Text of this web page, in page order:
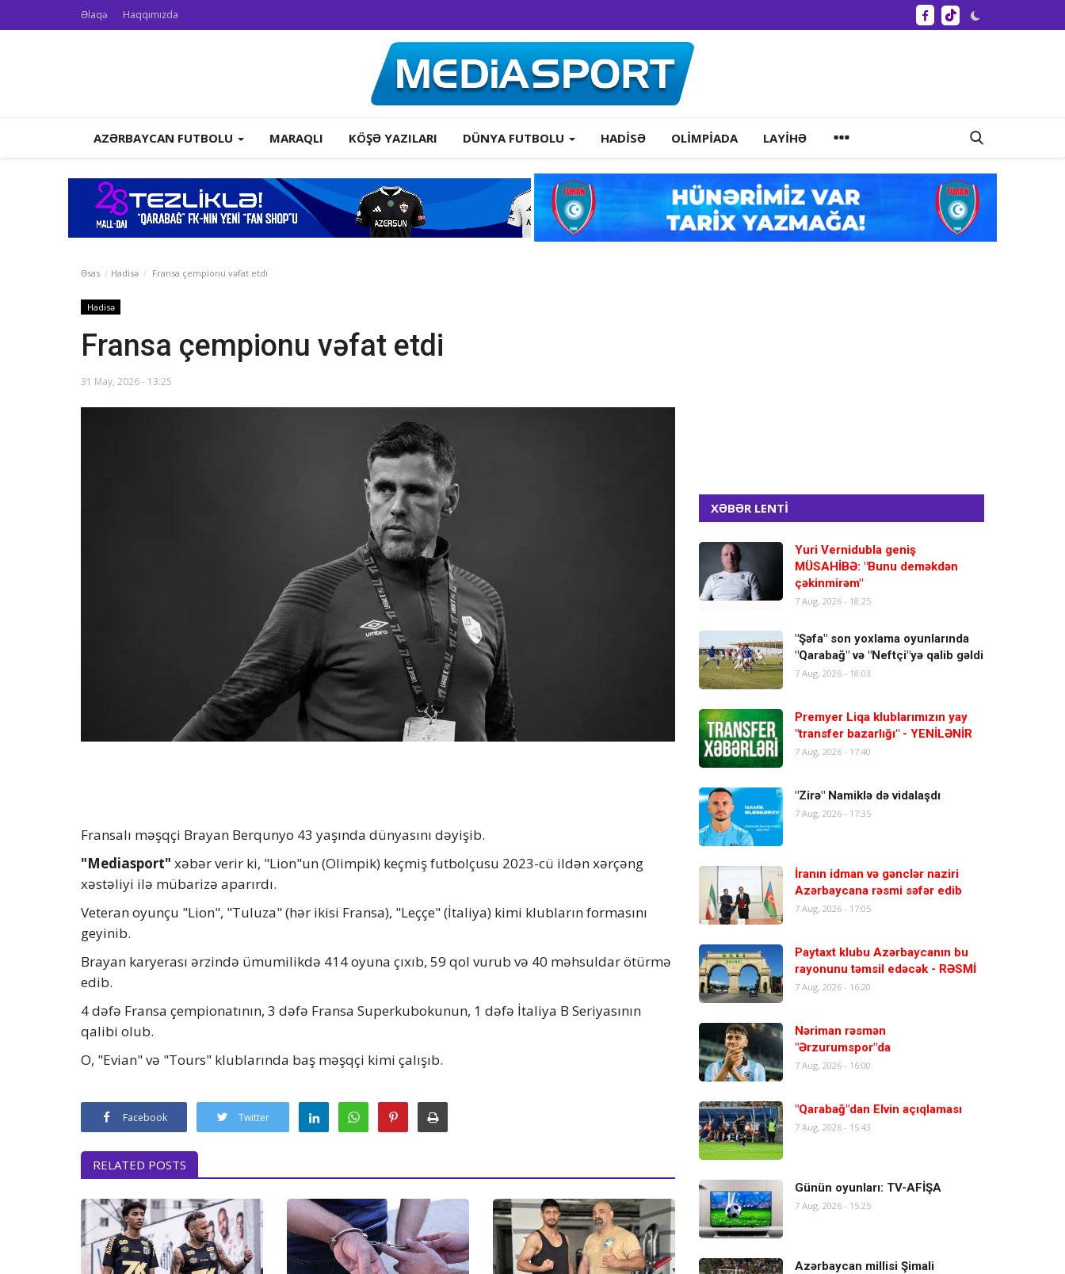
Əlaqə Haqqımızda
AZƏRBAYCAN FUTBOLU MARAQLI KÖŞƏ YAZILARI DÜNYA FUTBOLU HADISƏ OLIMPIADA LAYIHƏ
Əsas Hadisə Fransa çempionu vəfat etdi
Hadisə
Fransa çempionu vəfat etdi
31 May, 2026 - 13:25
Fransalı məşqçi Brayan Berqunyo 43 yaşında dünyasını dəyişib.
"Mediasport" xəbər verir ki, "Lion"un (Olimpik) keçmiş futbolçusu 2023-cü ildən xərçəng
xəstəliyi ilə mübarizə aparırdı.
Veteran oyunçu "Lion", "Tuluza" (hər ikisi Fransa), "Leççe" (İtaliya) kimi klubların formasını
geyinib.
Brayan karyerası ərzində ümumilikdə 414 oyuna çıxıb, 59 qol vurub və 40 məhsuldar ötürmə
edib.
4 dəfə Fransa çempionatının, 3 dəfə Fransa Superkubokunun, 1 dəfə İtaliya B Seriyasının
qalibi olub.
O, "Evian" və "Tours" klublarında baş məşqçi kimi çalışıb.
Facebook Twitter
RELATED POSTS
XƏBƏR LENTİ
Yuri Vernidubla geniş
MÜSAHİBƏ: "Bunu deməkdən
çəkinmirəm"
7 Aug, 2026 - 18:25
"Şəfa" son yoxlama oyunlarında
"Qarabağ" və "Neftçi"yə qalib gəldi
7 Aug, 2026 - 18:03
Premyer Liqa klublarımızın yay
"transfer bazarlığı" - YENİLƏNİR
7 Aug, 2026 - 17:40
"Zirə" Namiklə də vidalaşdı
7 Aug, 2026 - 17:35
İranın idman və gənclər naziri
Azərbaycana rəsmi səfər edib
7 Aug, 2026 - 17:05
Paytaxt klubu Azərbaycanın bu
rayonunu təmsil edəcək - RƏSMİ
7 Aug, 2026 - 16:20
Nəriman rəsmən
"Ərzurumspor"da
7 Aug, 2026 - 16:00
"Qarabağ"dan Elvin açıqlaması
7 Aug, 2026 - 15:43
Günün oyunları: TV-AFİŞA
7 Aug, 2026 - 15:25
Azərbaycan millisi Şimali